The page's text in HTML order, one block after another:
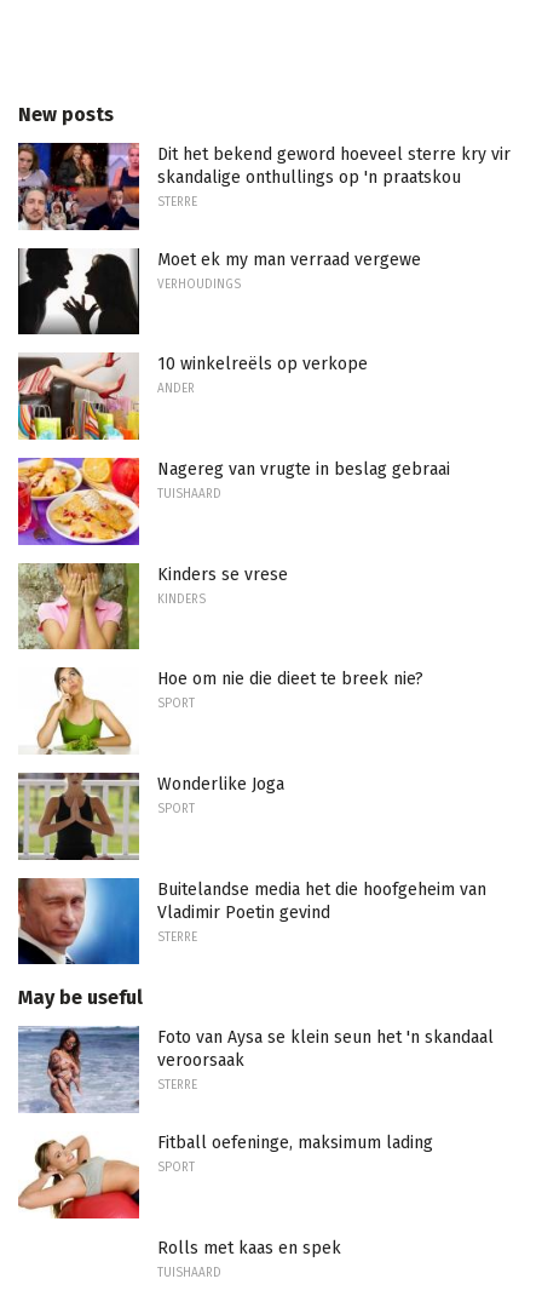
New posts
Dit het bekend geword hoeveel sterre kry vir
skandalige onthullings op 'n praatskou
STERRE
Moet ek my man verraad vergewe
VERHOUDINGS
10 winkelreëls op verkope
ANDER
Nagereg van vrugte in beslag gebraai
TUISHAARD
Kinders se vrese
KINDERS
Hoe om nie die dieet te breek nie?
SPORT
Wonderlike Joga
SPORT
Buitelandse media het die hoofgeheim van
Vladimir Poetin gevind
STERRE
May be useful
Foto van Aysa se klein seun het 'n skandaal
veroorsaak
STERRE
Fitball oefeninge, maksimum lading
SPORT
Rolls met kaas en spek
TUISHAARD